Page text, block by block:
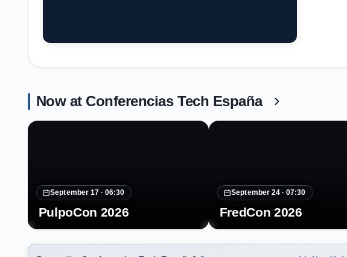
Now at Conferencias Tech España
September 17 ·06:30
PulpoCon 2026
September 24 ·07:30
FredCon 2026